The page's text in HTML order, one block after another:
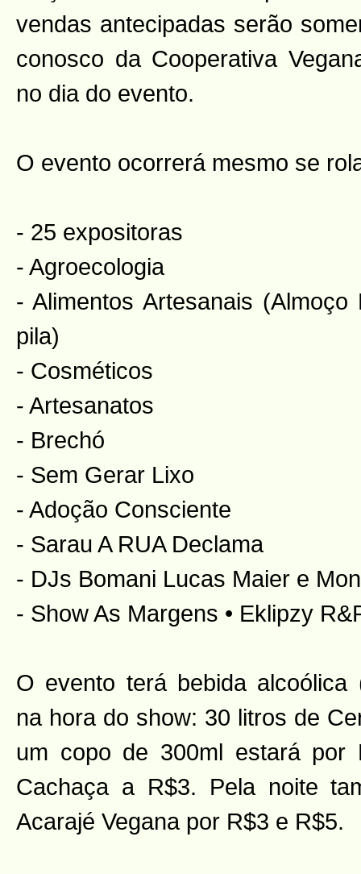
vendas antecipadas serão
conosco da Cooperativa
no dia do evento.
O evento ocorrerá mesmo se
- 25 expositoras
- Agroecologia
- Alimentos Artesanais (Almoço
pila)
- Cosméticos
- Artesanatos
- Brechó
- Sem Gerar Lixo
- Adoção Consciente
- Sarau A RUA Declama
- DJs Bomani Lucas Maier e
- Show As Margens • Eklipzy
O evento terá bebida alcoólica
na hora do show: 30 litros de
um copo de 300ml estará por
Cachaça a R$3. Pela noite
Acarajé Vegana por R$3 e R$5.